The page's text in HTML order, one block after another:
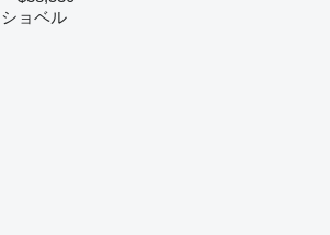
ョベル